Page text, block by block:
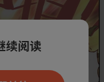
续阅读